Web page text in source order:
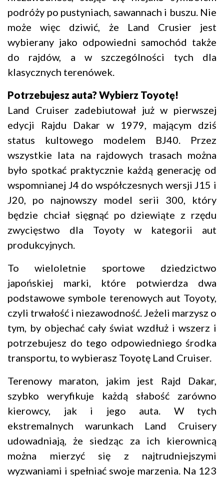
podróży po pustyniach, sawannach i buszu. Nie
może więc dziwić, że Land Crusier jest
wybierany jako odpowiedni samochód także
do rajdów, a w szczególności tych dla
klasycznych terenówek.
Potrzebujesz auta? Wybierz Toyotę!
Land Cruiser zadebiutował już w pierwszej
edycji Rajdu Dakar w 1979, mającym dziś
status kultowego modelem BJ40. Przez
wszystkie lata na rajdowych trasach można
było spotkać praktycznie każdą generację od
wspomnianej J4 do współczesnych wersji J15 i
J20, po najnowszy model serii 300, który
będzie chciał sięgnąć po dziewiąte z rzędu
zwycięstwo dla Toyoty w kategorii aut
produkcyjnych.
To wieloletnie sportowe dziedzictwo
japońskiej marki, które potwierdza dwa
podstawowe symbole terenowych aut Toyoty,
czyli trwałość i niezawodność. Jeżeli marzysz o
tym, by objechać cały świat wzdłuż i wszerz i
potrzebujesz do tego odpowiedniego środka
transportu, to wybierasz Toyotę Land Cruiser.
Terenowy maraton, jakim jest Rajd Dakar,
szybko weryfikuje każdą słabość zarówno
kierowcy, jak i jego auta. W tych
ekstremalnych warunkach Land Cruisery
udowadniają, że siedząc za ich kierownicą
można mierzyć się z najtrudniejszymi
wyzwaniami i spełniać swoje marzenia. Na 123